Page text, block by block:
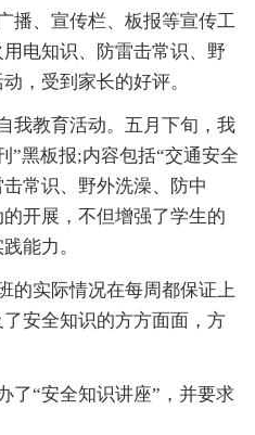
播、宣传栏、板报等宣传工
电知识、防雷击常识、野
，受到家长的好评。
我教育活动。五月下旬，我
”黑板报;内容包括“交通安全
常识、野外洗澡、防中
开展，不但增强了学生的
能力。
的实际情况在每周都保证上
安全知识的方方面面，方
了“安全知识讲座”，并要求